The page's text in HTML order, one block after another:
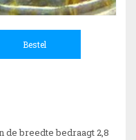
Bestel
de breedte bedraagt 2,8